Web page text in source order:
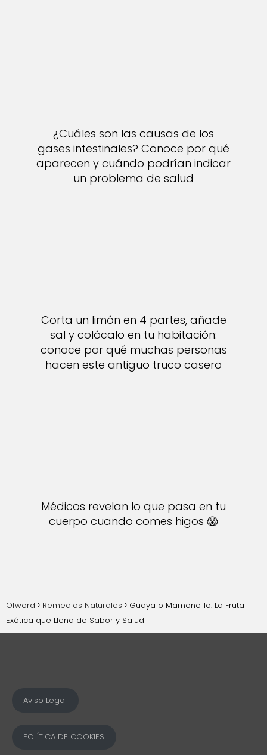
¿Cuáles son las causas de los
gases intestinales? Conoce por qué
aparecen y cuándo podrían indicar
un problema de salud
Corta un limón en 4 partes, añade
sal y colócalo en tu habitación:
conoce por qué muchas personas
hacen este antiguo truco casero
Médicos revelan lo que pasa en tu
cuerpo cuando comes higos 😱
Ofword Remedios Naturales
Guaya o Mamoncillo: La Fruta
Exótica que Llena de Sabor y Salud
Aviso Legal
POLÍTICA DE COOKIES